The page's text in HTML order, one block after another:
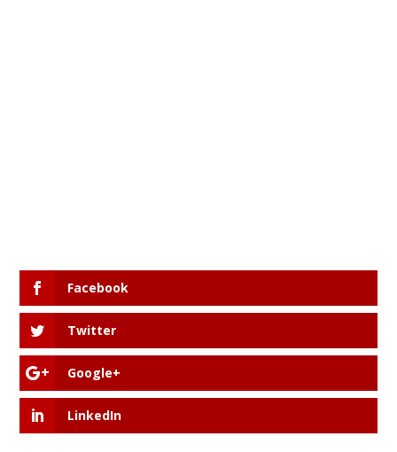
Facebook
Twitter
Google+
LinkedIn